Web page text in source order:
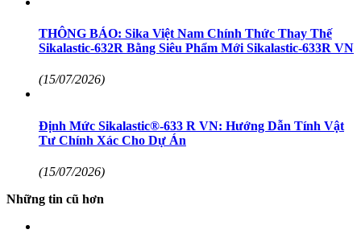
THÔNG BÁO: Sika Việt Nam Chính Thức Thay Thế
Sikalastic-632R Bằng Siêu Phẩm Mới Sikalastic-633R VN
(15/07/2026)
Định Mức Sikalastic®-633 R VN: Hướng Dẫn Tính Vật
Tư Chính Xác Cho Dự Án
(15/07/2026)
Những tin cũ hơn